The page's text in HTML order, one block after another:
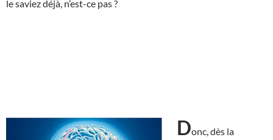
le saviez déjà, n’est-ce pas ?
Donc, dès la